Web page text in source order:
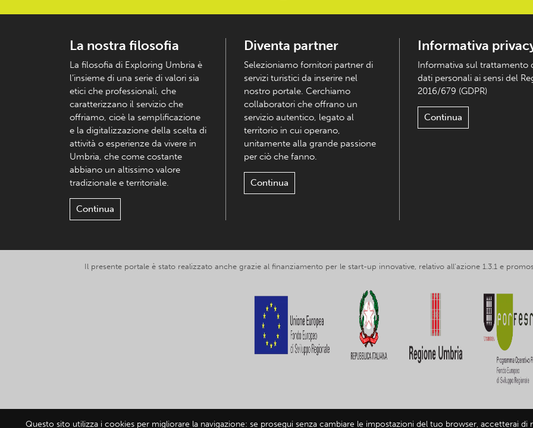
La nostra filosofia
La filosofia di Exploring Umbria è
l’insieme di una serie di valori sia
etici che professionali, che
caratterizzano il servizio che
offriamo, cioè la semplificazione
e la digitalizzazione della scelta di
attività o esperienze da vivere in
Umbria, che come costante
abbiano un altissimo valore
tradizionale e territoriale.
Continua
Diventa partner
Selezioniamo fornitori partner di
servizi turistici da inserire nel
nostro portale. Cerchiamo
collaboratori che offrano un
servizio autentico, legato al
territorio in cui operano,
unitamente alla grande passione
per ciò che fanno.
Continua
Informativa
Informativa sul trattamento
dati personali ai sensi del
2016/679 (GDPR)
Continua
Il presente portale è stato realizzato anche grazie al finanziamento per le start-up innovative, relativo all’azione 1.3.1 e
© 2019-2026 Exploring Umbria srl, partita IVA IT03602120549 -Informativa privacy-
Questo sito utilizza i cookies per migliorare la navigazione: se prosegui senza cambiare le impostazioni del tuo browser, accetterai